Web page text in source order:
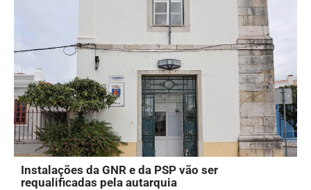
Instalações da GNR e da PSP vão ser
requalificadas pela autarquia